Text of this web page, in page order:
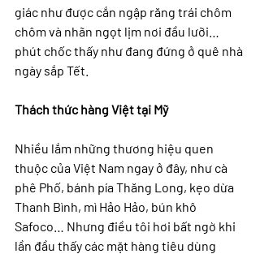
giác như được cắn ngập răng trái chôm
chôm và nhãn ngọt lịm nơi đầu lưỡi…
phút chốc thấy như đang đứng ở quê nhà
ngày sắp Tết.
Thách thức hàng Việt tại Mỹ
Nhiều lắm những thương hiệu quen
thuộc của Việt Nam ngay ở đây, như cà
phê Phố, bánh pía Thăng Long, kẹo dừa
Thanh Bình, mì Hảo Hảo, bún khô
Safoco… Nhưng điều tôi hơi bất ngờ khi
lần đầu thấy các mặt hàng tiêu dùng